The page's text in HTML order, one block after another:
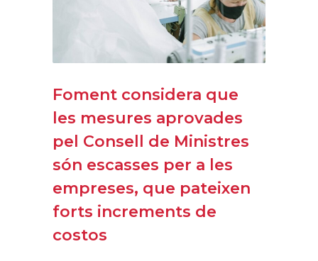
Foment considera que
les mesures aprovades
pel Consell de Ministres
són escasses per a les
empreses, que pateixen
forts increments de
costos